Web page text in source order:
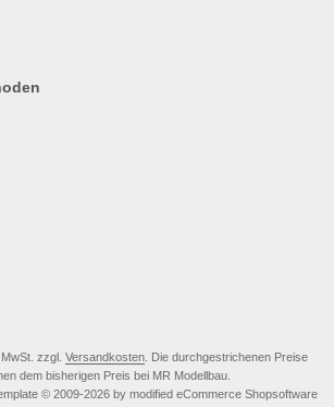
zzgl. Versandkosten. Die durchgestrichenen Preise
dem bisherigen Preis bei MR Modellbau.
© 2009-2026 by modified eCommerce Shopsoftware